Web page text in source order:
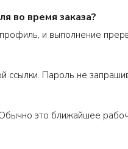
во время заказа?
и выполнение
ссылки. Пароль не
это ближайшее